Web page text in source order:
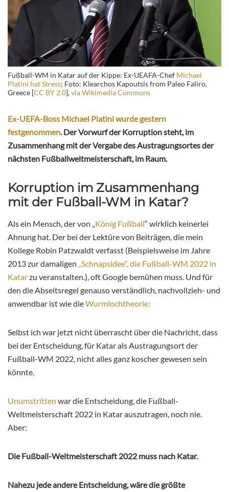
Fußball-WM in Katar auf der Kippe: Ex-UEAFA-Chef Michael
Platini hat Stress; Foto: Klearchos Kapoutsis from Paleo Faliro,
Greece [CC BY 2.0],via Wikimedia Commons
Ex-UEFA-Boss Michael Platini wurde gestern
festgenommen. Der Vorwurf der Korruption steht, im
Zusammenhang mit der Vergabe des Austragungsortes der
nächsten Fußballweltmeisterschaft, im Raum.
Korruption im Zusammenhang
mit der Fußball-WM in Katar?
Als ein Mensch, der von „König Fußball“ wirklich keinerlei
Ahnung hat. Der bei der Lektüre von Beiträgen, die mein
Kollege Robin Patzwaldt verfasst (Beispielsweise im Jahre
2013 zur damaligen „Schnapsidee“, die Fußball-WM 2022 in
Katarzu veranstalten.), oft Google bemühen muss. Und für
den die Abseitsregel genauso verständlich, nachvollzieh- und
anwendbar ist wie dieWurmlochtheorie:
Selbst ich war jetzt nicht überrascht über die Nachricht, dass
bei der Entscheidung, für Katar als Austragungsort der
Fußball-WM 2022, nicht alles ganz koscher gewesen sein
könnte.
Unumstritten war die Entscheidung, die Fußball-
Weltmeisterschaft 2022 in Katar auszutragen, noch nie.
Aber:
Die Fußball-Weltmeisterschaft 2022 muss nach Katar.
Nahezu jede andere Entscheidung, wäre die größte